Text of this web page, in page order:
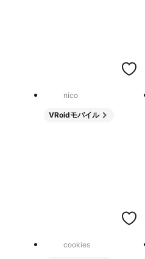
nico
VRoidモバイル
cookies